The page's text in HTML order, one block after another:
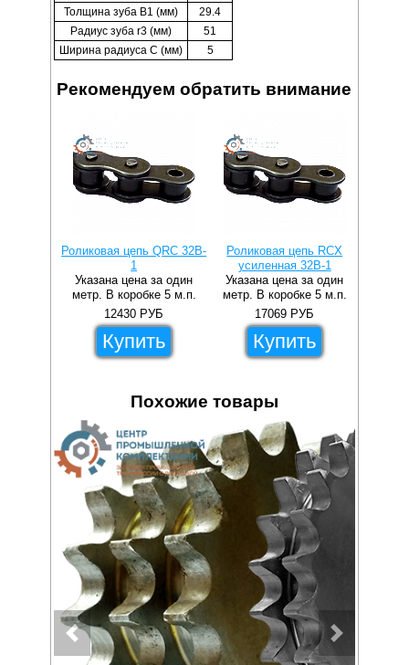
Толщина зуба B1 (мм)
29.4
Радиус зуба r3 (мм)
51
Ширина радиуса C (мм)
5
Рекомендуем обратить внимание
Роликовая цепь QRC 32B-
1
Указана цена за один
метр. В коробке 5 м.п.
12430 РУБ
Купить
Роликовая цепь RCX
усиленная 32B-1
Указана цена за один
метр. В коробке 5 м.п.
17069 РУБ
Купить
Похожие товары